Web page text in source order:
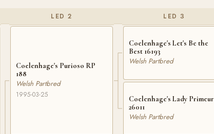
LED 2
Coelenhage's Purioso RP
188
Welsh Partbred
1995-03-25
LED 3
Coelenhage's Let's Be the
Best 16193
Welsh Partbred
Coelenhage's Lady Primeur
26011
Welsh Partbred